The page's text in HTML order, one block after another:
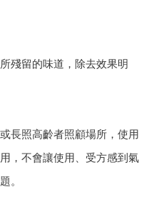
殘留的味道，除去效果明
長照高齡者照顧場所，使用
，不會讓使用、受方感到氣
。